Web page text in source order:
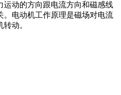
运动的方向跟电流方向和磁感线
。电动机工作原理是磁场对电流
动。